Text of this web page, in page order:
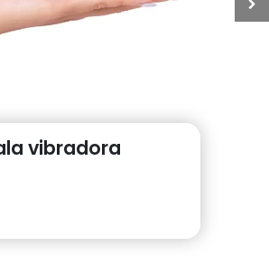
vibradora